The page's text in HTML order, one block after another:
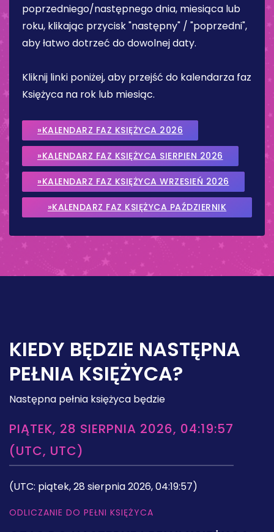
poprzedniego/następnego dnia, miesiąca lub
roku, klikając przycisk "następny" / "poprzedni",
aby łatwo dotrzeć do dowolnej daty.
Kliknij linki poniżej, aby przejść do kalendarza faz
Księżyca na rok lub miesiąc.
»KALENDARZ FAZ KSIĘŻYCA 2026
»KALENDARZ FAZ KSIĘŻYCA SIERPIEN 2026
»KALENDARZ FAZ KSIĘŻYCA WRZESIEŃ 2026
»KALENDARZ FAZ KSIĘŻYCA PAŹDZIERNIK
KIEDY BĘDZIE NASTĘPNA
PEŁNIA KSIĘŻYCA?
Następna pełnia księżyca będzie
PIĄTEK, 28 SIERPNIA 2026, 04:19:57
(UTC, UTC)
(UTC: piątek, 28 sierpnia 2026, 04:19:57)
ODLICZANIE DO PEŁNI KSIĘŻYCA